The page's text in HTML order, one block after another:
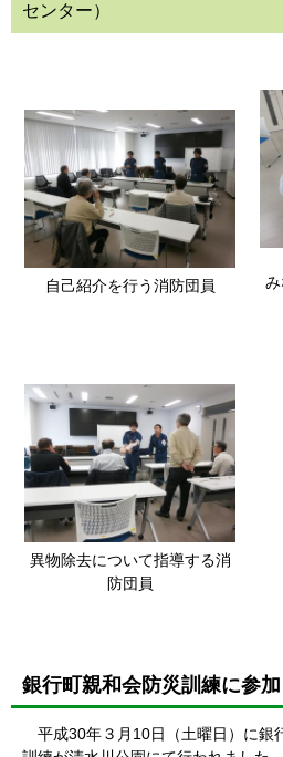
センター）
自己紹介を行う消防団員
異物除去について指導する消
防団員
銀行町親和会防災訓練に参
平成30年３月10日（土曜日）に銀